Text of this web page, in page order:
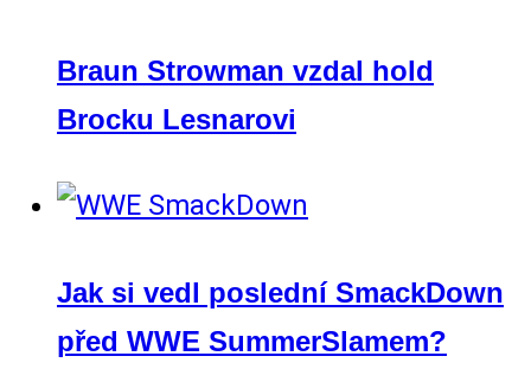
Braun Strowman vzdal hold
Brocku Lesnarovi
Jak si vedl poslední SmackDown
před WWE SummerSlamem?